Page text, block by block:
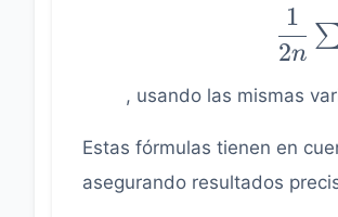
1}
2n
1
, usando las mismas
Estas fórmulas tienen en
asegurando resultados